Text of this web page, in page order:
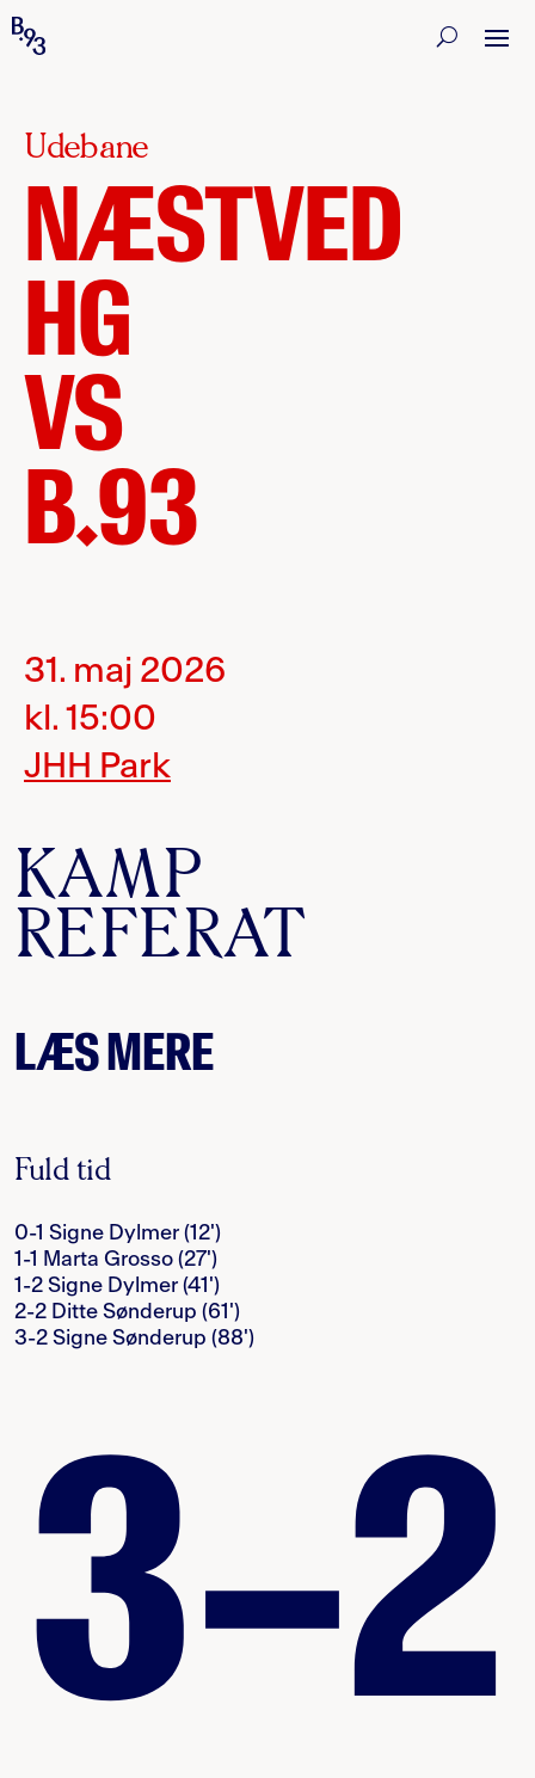
Udebane
NÆSTVED
HG
VS
B.93
31. maj 2026
kl. 15:00
JHH Park
KAMP
REFERAT
LÆS MERE
Fuld tid
0-1 Signe Dylmer (12')
1-1 Marta Grosso (27')
1-2 Signe Dylmer (41')
2-2 Ditte Sønderup (61')
3-2 Signe Sønderup (88')
3–2